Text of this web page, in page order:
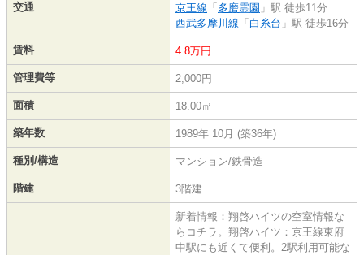
交通
京王線 「 多磨霊園 」駅 徒歩11分
西武多摩川線 「 白糸台 」駅 徒歩16分
賃料 4.8万円
管理費等 2,000円
面積 18.00㎡
築年数 1989年 10月 (築36年)
種別/構造 マンション/鉄骨造
階建 3階建
新着情報：翔啓ハイツの空室情報な
らコチラ。翔啓ハイツ：京王線東府
中駅にも近くて便利。2駅利用可能な